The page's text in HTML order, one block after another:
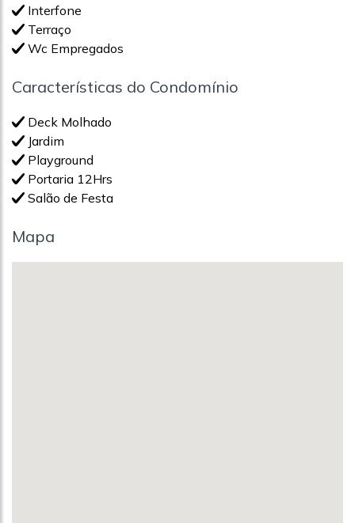
Interfone
Terraço
Wc Empregados
Características do Condomínio
Deck Molhado
Jardim
Playground
Portaria 12Hrs
Salão de Festa
Mapa